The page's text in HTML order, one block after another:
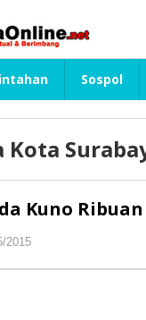
Sospol
Kota
Kuno
2015